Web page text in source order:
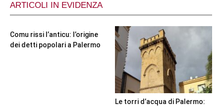
ARTICOLI IN EVIDENZA
Comu rissi l’anticu: l’origine
dei detti popolari a Palermo
Le torri d’acqua di Palermo: